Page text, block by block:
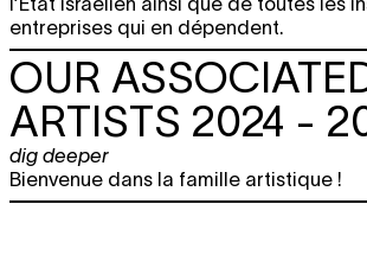
entreprises qui en dépendent.
OUR
ARTISTS 2024 -
dig deeper
Bienvenue dans la famille artistique !